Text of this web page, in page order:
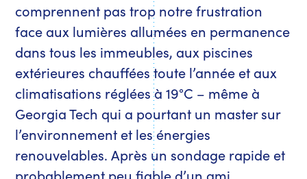
comprennent pas trop notre frustration
face aux lumières allumées en permanence
dans tous les immeubles, aux piscines
extérieures chauffées toute l’année et aux
climatisations réglées à 19°C – même à
Georgia Tech qui a pourtant un master sur
l’environnement et les énergies
renouvelables. Après un sondage rapide et
probablement peu fiable d’un ami